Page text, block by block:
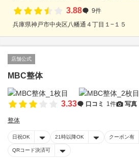
3.88
9件
兵庫県神戸市中央区八幡通４丁目１−１５
店舗公式
MBC整体
3.33 口コミ 1件 写真
整体
日祝OK 21時以降OK クーポン有
QRコード決済可